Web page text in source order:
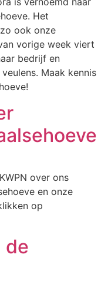
Het
ook onze
vorige week viert
bedrijf en
Maak kennis
over ons
en onze
op
de